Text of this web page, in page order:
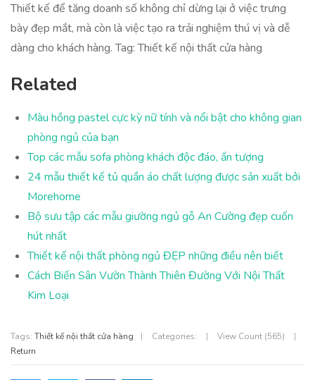
Thiết kế để tăng doanh số không chỉ dừng lại ở việc trưng
bày đẹp mắt, mà còn là việc tạo ra trải nghiệm thú vị và dễ
dàng cho khách hàng. Tag: Thiết kế nội thất cửa hàng
Related
Màu hồng pastel cực kỳ nữ tính và nổi bật cho không gian
phòng ngủ của bạn
Top các mẫu sofa phòng khách độc đáo, ấn tượng
24 mẫu thiết kế tủ quần áo chất lượng được sản xuất bởi
Morehome
Bộ sưu tập các mẫu giường ngủ gỗ An Cường đẹp cuốn
hút nhất
Thiết kế nội thất phòng ngủ ĐẸP những điều nên biết
Cách Biến Sân Vườn Thành Thiên Đường Với Nội Thất
Kim Loại
Tags: Thiết kế nội thất cửa hàng | Categories: | View Count (565)
|
Return